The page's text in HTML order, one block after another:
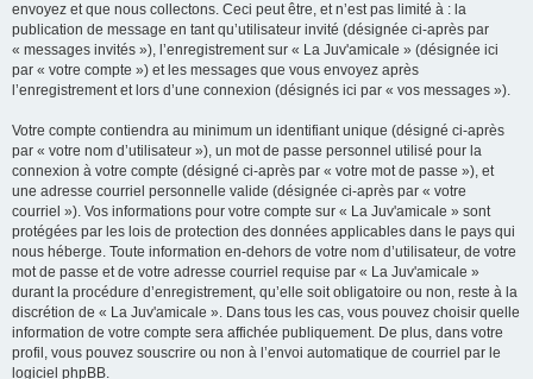
envoyez et que nous collectons. Ceci peut être, et n’est pas limité à : la
publication de message en tant qu’utilisateur invité (désignée ci-après par
« messages invités »), l’enregistrement sur « La Juv'amicale » (désignée ici
par « votre compte ») et les messages que vous envoyez après
l’enregistrement et lors d’une connexion (désignés ici par « vos messages »).
Votre compte contiendra au minimum un identifiant unique (désigné ci-après
par « votre nom d’utilisateur »), un mot de passe personnel utilisé pour la
connexion à votre compte (désigné ci-après par « votre mot de passe »), et
une adresse courriel personnelle valide (désignée ci-après par « votre
courriel »). Vos informations pour votre compte sur « La Juv'amicale » sont
protégées par les lois de protection des données applicables dans le pays qui
nous héberge. Toute information en-dehors de votre nom d’utilisateur, de votre
mot de passe et de votre adresse courriel requise par « La Juv'amicale »
durant la procédure d’enregistrement, qu’elle soit obligatoire ou non, reste à la
discrétion de « La Juv'amicale ». Dans tous les cas, vous pouvez choisir quelle
information de votre compte sera affichée publiquement. De plus, dans votre
profil, vous pouvez souscrire ou non à l’envoi automatique de courriel par le
logiciel phpBB.